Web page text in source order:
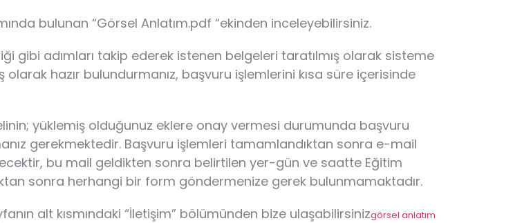
bulunan “Görsel Anlatım.pdf “ekinden inceleyebilirsiniz.
gibi adımları takip ederek istenen belgeleri taratılmış olarak sisteme
hazır bulundurmanız, başvuru işlemlerini kısa süre içerisinde
yüklemiş olduğunuz eklere onay vermesi durumunda başvuru
gerekmektedir. Başvuru işlemleri tamamlandıktan sonra e-mail
bu mail geldikten sonra belirtilen yer-gün ve saatte Eğitim
sonra herhangi bir form göndermenize gerek bulunmamaktadır.
alt kısmındaki “İletişim” bölümünden bize ulaşabilirsinizgörsel anlatım